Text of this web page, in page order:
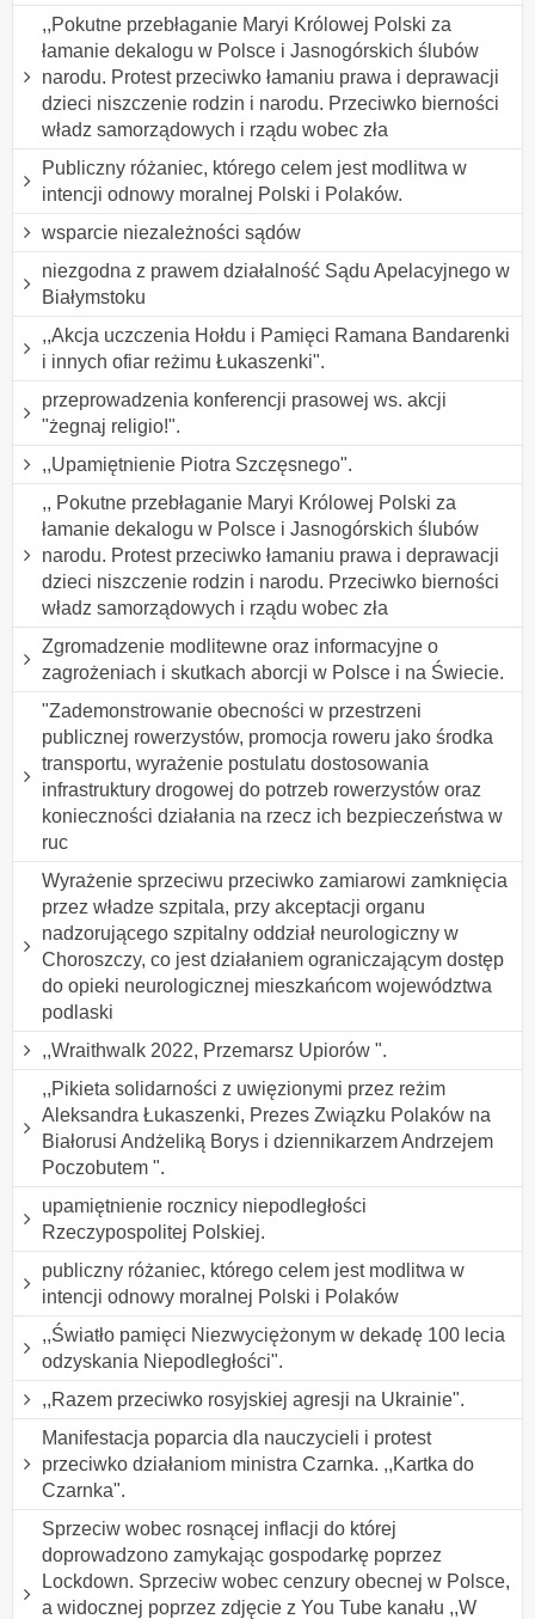
,,Pokutne przebłaganie Maryi Królowej Polski za
łamanie dekalogu w Polsce i Jasnogórskich ślubów
narodu. Protest przeciwko łamaniu prawa i deprawacji
dzieci niszczenie rodzin i narodu. Przeciwko bierności
władz samorządowych i rządu wobec zła
Publiczny różaniec, którego celem jest modlitwa w
intencji odnowy moralnej Polski i Polaków.
wsparcie niezależności sądów
niezgodna z prawem działalność Sądu Apelacyjnego w
Białymstoku
,,Akcja uczczenia Hołdu i Pamięci Ramana Bandarenki
i innych ofiar reżimu Łukaszenki".
przeprowadzenia konferencji prasowej ws. akcji
"żegnaj religio!".
,,Upamiętnienie Piotra Szczęsnego".
,, Pokutne przebłaganie Maryi Królowej Polski za
łamanie dekalogu w Polsce i Jasnogórskich ślubów
narodu. Protest przeciwko łamaniu prawa i deprawacji
dzieci niszczenie rodzin i narodu. Przeciwko bierności
władz samorządowych i rządu wobec zła
Zgromadzenie modlitewne oraz informacyjne o
zagrożeniach i skutkach aborcji w Polsce i na Świecie.
"Zademonstrowanie obecności w przestrzeni
publicznej rowerzystów, promocja roweru jako środka
transportu, wyrażenie postulatu dostosowania
infrastruktury drogowej do potrzeb rowerzystów oraz
konieczności działania na rzecz ich bezpieczeństwa w
ruc
Wyrażenie sprzeciwu przeciwko zamiarowi zamknięcia
przez władze szpitala, przy akceptacji organu
nadzorującego szpitalny oddział neurologiczny w
Choroszczy, co jest działaniem ograniczającym dostęp
do opieki neurologicznej mieszkańcom województwa
podlaski
,,Wraithwalk 2022, Przemarsz Upiorów ".
,,Pikieta solidarności z uwięzionymi przez reżim
Aleksandra Łukaszenki, Prezes Związku Polaków na
Białorusi Andżeliką Borys i dziennikarzem Andrzejem
Poczobutem ".
upamiętnienie rocznicy niepodległości
Rzeczypospolitej Polskiej.
publiczny różaniec, którego celem jest modlitwa w
intencji odnowy moralnej Polski i Polaków
,,Światło pamięci Niezwyciężonym w dekadę 100 lecia
odzyskania Niepodległości".
,,Razem przeciwko rosyjskiej agresji na Ukrainie".
Manifestacja poparcia dla nauczycieli i protest
przeciwko działaniom ministra Czarnka. ,,Kartka do
Czarnka".
Sprzeciw wobec rosnącej inflacji do której
doprowadzono zamykając gospodarkę poprzez
Lockdown. Sprzeciw wobec cenzury obecnej w Polsce,
a widocznej poprzez zdjęcie z You Tube kanału ,,W